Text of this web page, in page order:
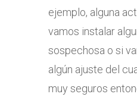
ejemplo, alguna
vamos instalar
sospechosa o si
algún ajuste del
muy seguros